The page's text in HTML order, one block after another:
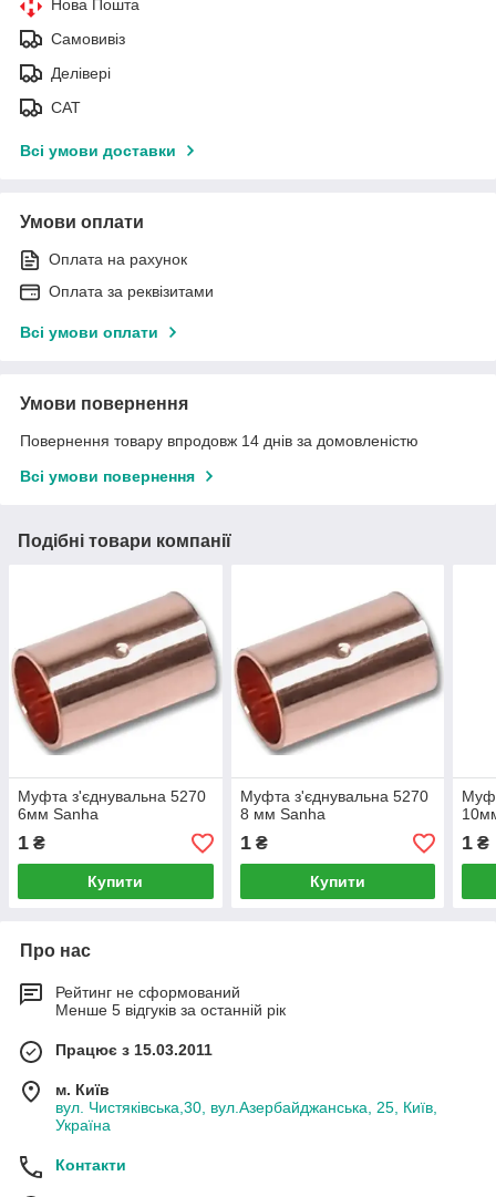
Нова Пошта
Самовивіз
Делівері
САТ
Всі умови доставки
Умови оплати
Оплата на рахунок
Оплата за реквізитами
Всі умови оплати
Умови повернення
Повернення товару впродовж 14 днів за домовленістю
Всі умови повернення
Подібні товари компанії
Муфта з'єднувальна 5270
6мм Sanha
1 ₴
Купити
Муфта з'єднувальна 5270
8 мм Sanha
1₴
Купити
1 ₴
Про нас
Рейтинг не сформований
Менше 5 відгуків за останній рік
Працює з 15.03.2011
м. Київ
вул. Чистяківська,30, вул.Азербайджанська, 25, Київ,
Україна
Контакти